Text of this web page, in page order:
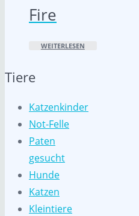
Fire
WEITERLESEN
Tiere
Katzenkinder
Not-Felle
Paten
gesucht
Hunde
Katzen
Kleintiere